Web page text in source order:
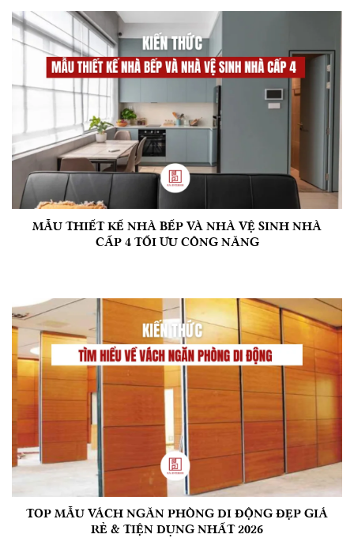
MẪU THIẾT KẾ NHÀ BẾP VÀ NHÀ VỆ SINH NHÀ
CẤP 4 TỐI ƯU CÔNG NĂNG
TOP MẪU VÁCH NGĂN PHÒNG DI ĐỘNG ĐẸP GIÁ
RẺ & TIỆN DỤNG NHẤT 2026